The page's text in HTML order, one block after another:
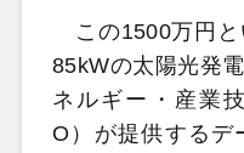
この1500万円と
85kWの太陽光発
ネルギー・産業
O）が提供するデ